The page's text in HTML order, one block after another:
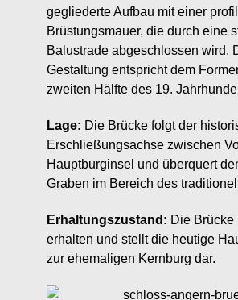
gegliederte Aufbau mit einer
Brüstungsmauer, die durch eine
Balustrade abgeschlossen wird.
Gestaltung entspricht dem
zweiten Hälfte des 19.
Lage: Die Brücke folgt der
Erschließungsachse zwischen
Hauptburginsel und überquert
Graben im Bereich des
Erhaltungszustand: Die Brücke
erhalten und stellt die heutige
zur ehemaligen Kernburg dar.